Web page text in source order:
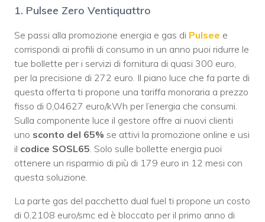
1. Pulsee Zero Ventiquattro
Se passi alla promozione energia e gas di Pulsee e
corrispondi ai profili di consumo in un anno puoi ridurre le
tue bollette per i servizi di fornitura di quasi 300 euro,
per la precisione di 272 euro. Il piano luce che fa parte di
questa offerta ti propone una tariffa monoraria a prezzo
fisso di 0,04627 euro/kWh per l’energia che consumi.
Sulla componente luce il gestore offre ai nuovi clienti
uno sconto del 65% se attivi la promozione online e usi
il codice SOSL65. Solo sulle bollette energia puoi
ottenere un risparmio di più di 179 euro in 12 mesi con
questa soluzione.
La parte gas del pacchetto dual fuel ti propone un costo
di 0,2108 euro/smc ed è bloccato per il primo anno di